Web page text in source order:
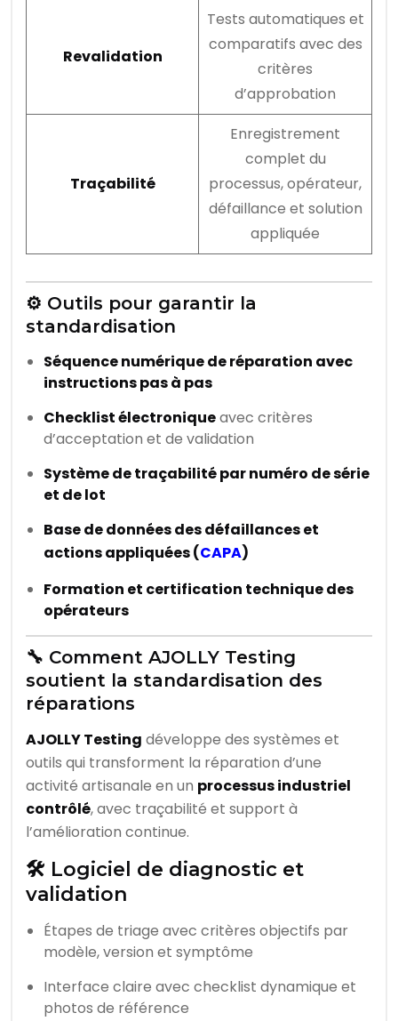
Revalidation
Tests automatiques et
comparatifs avec des
critères
d’approbation
Traçabilité
Enregistrement
complet du
processus, opérateur,
défaillance et solution
appliquée
⚙️ Outils pour garantir la
standardisation
Séquence numérique de réparation avec
instructions pas à pas
Checklist électroniqueavec critères
d’acceptation et de validation
Système de traçabilité par numéro de série
et de lot
Base de données des défaillances et
actions appliquées (CAPA)
Formation et certification technique des
opérateurs
🔧 Comment AJOLLY Testing
soutient la standardisation des
réparations
AJOLLY Testing développe des systèmes et
outils qui transforment la réparation d’une
activité artisanale en un processus industriel
contrôlé, avec traçabilité et support à
l’amélioration continue.
🛠️ Logiciel de diagnostic et
validation
Étapes de triage avec critères objectifs par
modèle, version et symptôme
Interface claire avec checklist dynamique et
photos de référence